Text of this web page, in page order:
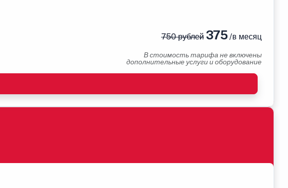
750 рублей375/в месяц
В стоимость тарифа не включены
дополнительные услуги и оборудование